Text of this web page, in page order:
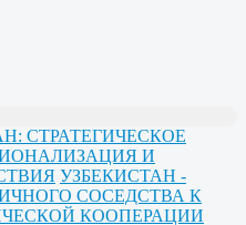
СТРАТЕГИЧЕСКОЕ
И
УЗБЕКИСТАН -
СОСЕДСТВА К
КООПЕРАЦИИ